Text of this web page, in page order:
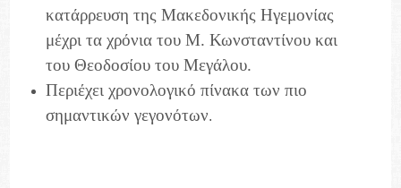
κατάρρευση της Μακεδονικής Ηγεμονίας
μέχρι τα χρόνια του Μ. Κωνσταντίνου και
του Θεοδοσίου του Μεγάλου.
Περιέχει χρονολογικό πίνακα των πιο
σημαντικών γεγονότων.